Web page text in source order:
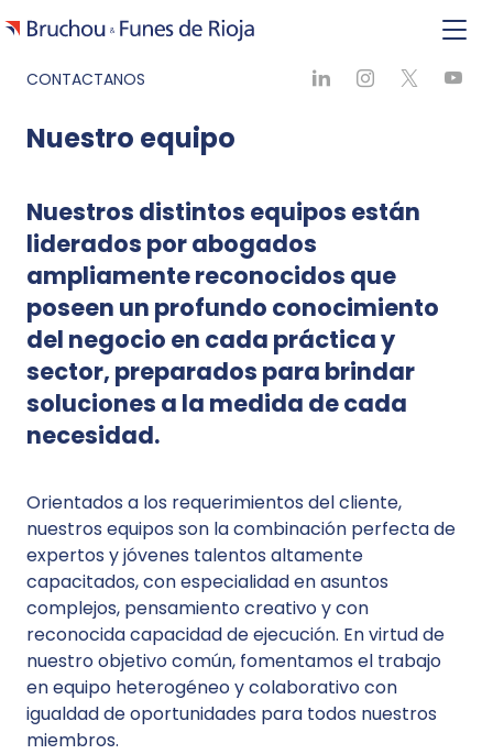
CONTACTANOS
Nuestro equipo
Nuestros distintos equipos están
liderados por abogados
ampliamente reconocidos que
poseen un profundo conocimiento
del negocio en cada práctica y
sector, preparados para brindar
soluciones a la medida de cada
necesidad.
Orientados a los requerimientos del cliente,
nuestros equipos son la combinación perfecta de
expertos y jóvenes talentos altamente
capacitados, con especialidad en asuntos
complejos, pensamiento creativo y con
reconocida capacidad de ejecución. En virtud de
nuestro objetivo común, fomentamos el trabajo
en equipo heterogéneo y colaborativo con
igualdad de oportunidades para todos nuestros
miembros.